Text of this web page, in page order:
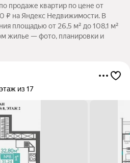
продаже квартир по цене от
на Яндекс Недвижимости. В
площадью от 26,5 м² до 108,1 м²
жилье — фото, планировки и
из 17